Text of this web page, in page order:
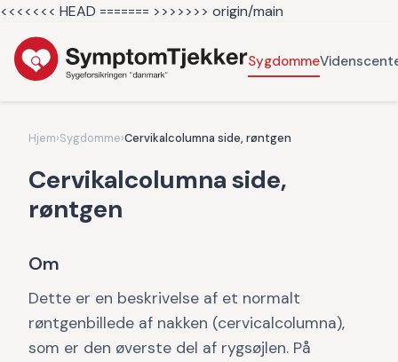
<<<<<<< HEAD ======= >>>>>>> origin/main
Sygdomme
Hjem›Sygdomme›Cervikalcolumna side, røntgen
Cervikalcolumna side,
røntgen
Om
Dette er en beskrivelse af et normalt
røntgenbillede af nakken (cervicalcolumna),
som er den øverste del af rygsøjlen. På